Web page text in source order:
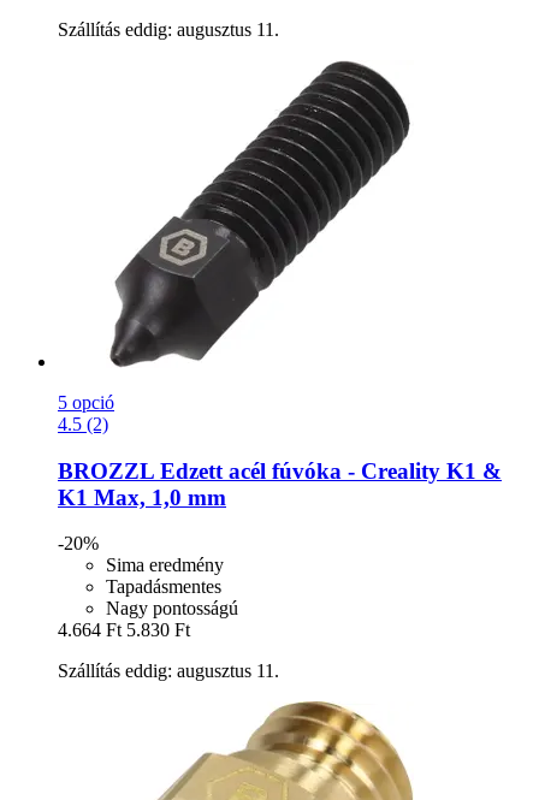
Szállítás eddig: augusztus 11.
5 opció
4.5 (2)
BROZZL Edzett acél fúvóka -​ Creality K1 &
K1 Max, 1,0 mm
-20%
Sima eredmény
Tapadásmentes
Nagy pontosságú
4.664 Ft 5.830 Ft
Szállítás eddig: augusztus 11.